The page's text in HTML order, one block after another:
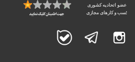
اینستاگرام تلگرام